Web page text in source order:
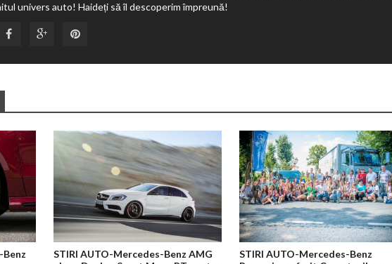
univers auto! Haideți să îl descoperim împreună!
STIRI AUTO-Mercedes-Benz AMG
STIRI AUTO-Mercedes-Benz